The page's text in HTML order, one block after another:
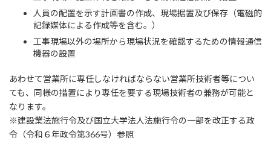
人員の配置を示す計画書の作成、現場据置及び保存（電磁的
記録媒体による作成等を含む。）
工事現場以外の場所から現場状況を確認するための情報通信
機器の設置
あわせて営業所に専任しなければならない営業所技術者等につい
ても、同様の措置により専任を要する現場技術者の兼務が可能と
なります。
※建設業法施行令及び国立大学法人法施行令の一部を改正する政
令（令和６年政令第366号）参照